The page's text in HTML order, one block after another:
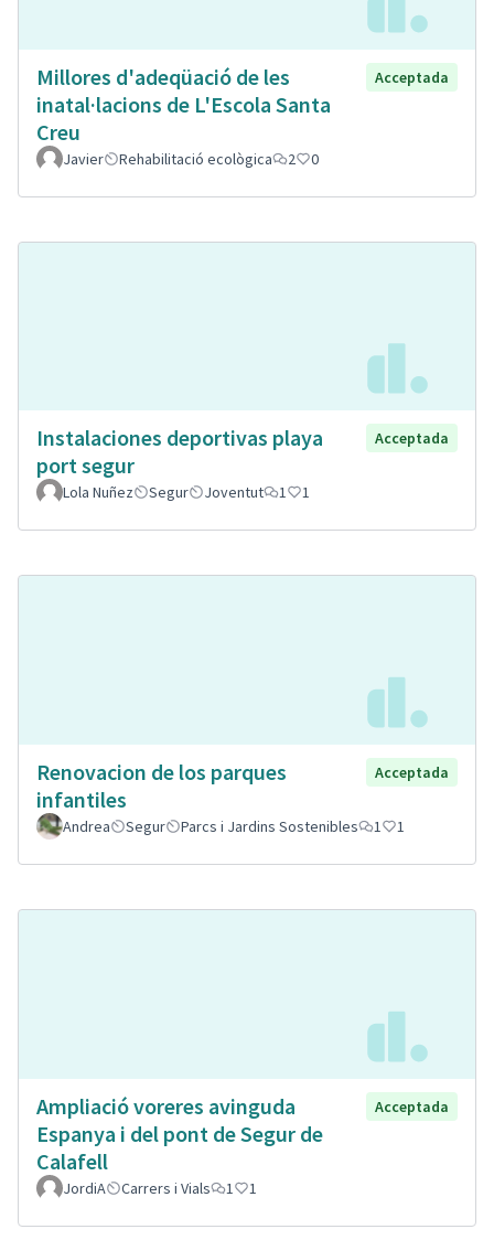
Millores d'adeqüació de les
inatal·lacions de L'Escola Santa
Creu
Acceptada
Javier Rehabilitació ecològica 2 0
Instalaciones deportivas playa
port segur
Acceptada
Lola Nuñez Segur Joventut 1 1
Renovacion de los parques
infantiles
Acceptada
Andrea Segur Parcs i Jardins Sostenibles 1 1
Ampliació voreres avinguda
Espanya i del pont de Segur de
Calafell
Acceptada
JordiA Carrers i Vials 1 1